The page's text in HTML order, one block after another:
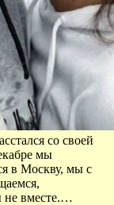
со своей
мы
в Москву, мы с
не вместе.…